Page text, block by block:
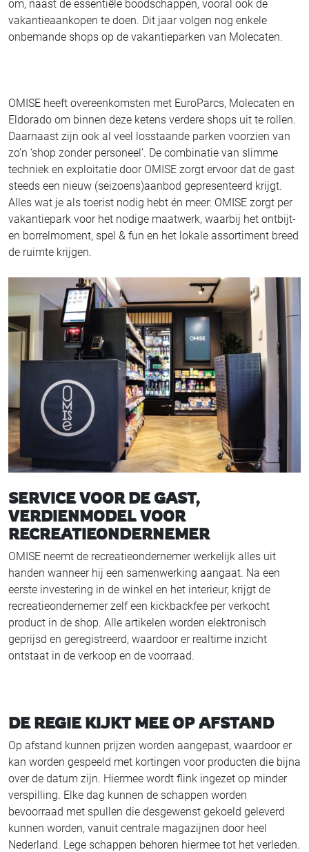
om, naast de essentiële boodschappen, vooral ook de
vakantieaankopen te doen. Dit jaar volgen nog enkele
onbemande shops op de vakantieparken van Molecaten.
OMISE heeft overeenkomsten met EuroParcs, Molecaten en
Eldorado om binnen deze ketens verdere shops uit te rollen.
Daarnaast zijn ook al veel losstaande parken voorzien van
zo’n ‘shop zonder personeel’. De combinatie van slimme
techniek en exploitatie door OMISE zorgt ervoor dat de gast
steeds een nieuw (seizoens)aanbod gepresenteerd krijgt.
Alles wat je als toerist nodig hebt én meer: OMISE zorgt per
vakantiepark voor het nodige maatwerk, waarbij het ontbijt-
en borrelmoment, spel & fun en het lokale assortiment breed
de ruimte krijgen.
SERVICE VOOR DE GAST,
VERDIENMODEL VOOR
RECREATIEONDERNEMER
OMISE neemt de recreatieondernemer werkelijk alles uit
handen wanneer hij een samenwerking aangaat. Na een
eerste investering in de winkel en het interieur, krijgt de
recreatieondernemer zelf een kickbackfee per verkocht
product in de shop. Alle artikelen worden elektronisch
geprijsd en geregistreerd, waardoor er realtime inzicht
ontstaat in de verkoop en de voorraad.
DE REGIE KIJKT MEE OP AFSTAND
Op afstand kunnen prijzen worden aangepast, waardoor er
kan worden gespeeld met kortingen voor producten die bijna
over de datum zijn. Hiermee wordt flink ingezet op minder
verspilling. Elke dag kunnen de schappen worden
bevoorraad met spullen die desgewenst gekoeld geleverd
kunnen worden, vanuit centrale magazijnen door heel
Nederland. Lege schappen behoren hiermee tot het verleden.